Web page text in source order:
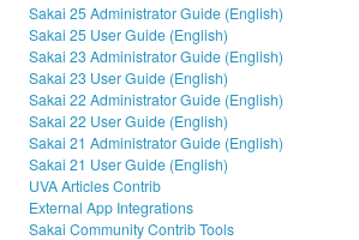
Sakai 25 Administrator Guide (English)
Sakai 25 User Guide (English)
Sakai 23 Administrator Guide (English)
Sakai 23 User Guide (English)
Sakai 22 Administrator Guide (English)
Sakai 22 User Guide (English)
Sakai 21 Administrator Guide (English)
Sakai 21 User Guide (English)
UVA Articles Contrib
External App Integrations
Sakai Community Contrib Tools